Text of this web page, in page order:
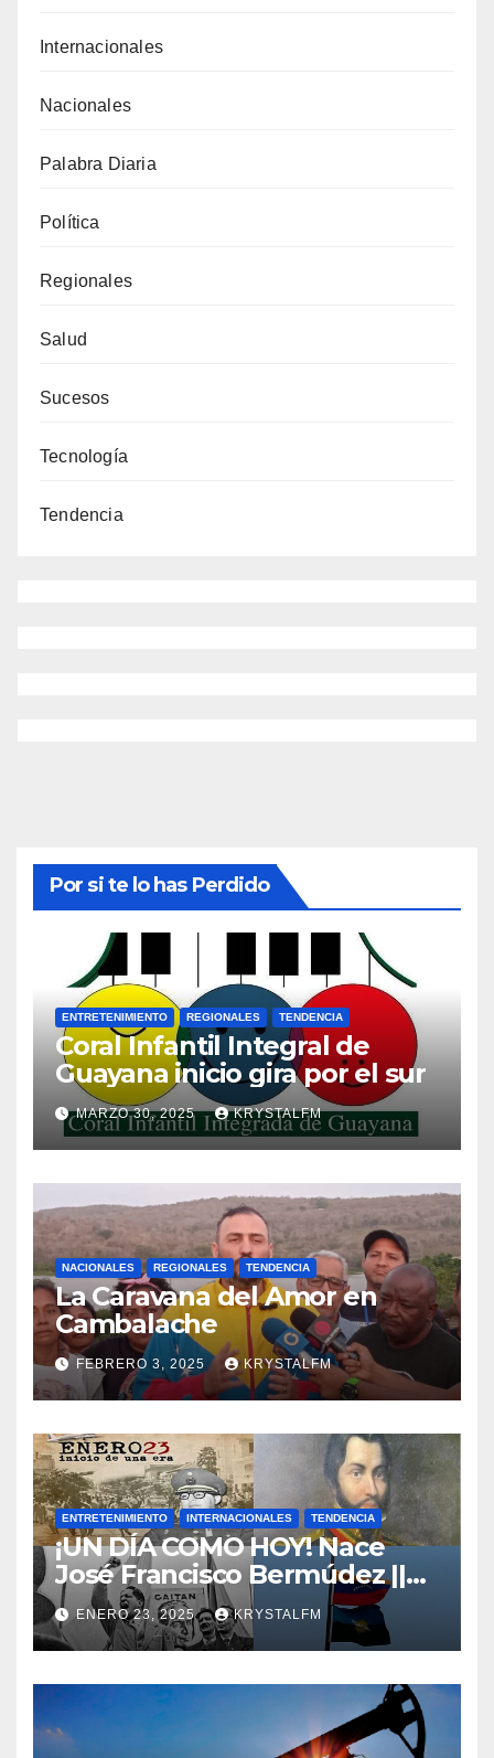
Internacionales
Nacionales
Palabra Diaria
Política
Regionales
Salud
Sucesos
Tecnología
Tendencia
Por si te lo has Perdido
ENTRETENIMIENTO REGIONALES TENDENCIA
Coral Infantil Integral de
Guayana inicio gira por el sur
MARZO 30, 2025 KRYSTALFM
NACIONALES REGIONALES TENDENCIA
La Caravana del Amor en
Cambalache
FEBRERO 3, 2025 KRYSTALFM
ENTRETENIMIENTO INTERNACIONALES TENDENCIA
¡UN DÍA COMO HOY! Nace
José Francisco Bermúdez ||
Nace Jorge Eliecer Gaitán ||
Derrocamiento de Marcos
Pérez Jiménez || Nace
Alfonso Carrasquel ||
Aprueban la Bandera del
Zulia || #23ENE
ENERO 23, 2025 KRYSTALFM